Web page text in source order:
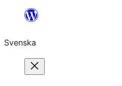
Hoppa
innehåll
Svenska